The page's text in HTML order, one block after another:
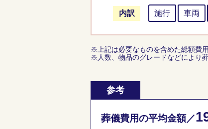
内訳 施行 車両
※上記は必要なものを含めた総額費
※人数、物品のグレードなどにより
参考
葬儀費用の平均金額／